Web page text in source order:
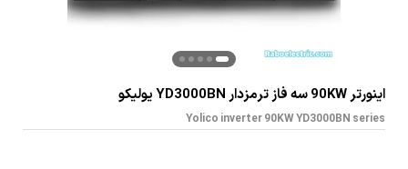
اینورتر 90KW سه فاز ترمزدار YD3000BN یولیکو
Yolico inverter 90KW YD3000BN series